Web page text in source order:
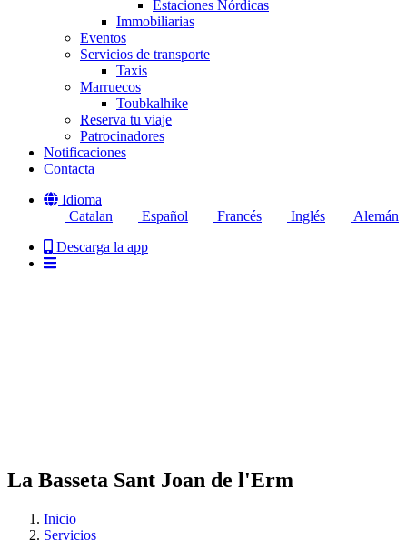
Estaciones Nórdicas
Immobiliarias
Eventos
Servicios de transporte
Taxis
Marruecos
Toubkalhike
Reserva tu viaje
Patrocinadores
Notificaciones
Contacta
Idioma
Catalan
Español Francés Inglés
Alemán
Descarga la app
La Basseta Sant Joan de l'Erm
Inicio
Servicios